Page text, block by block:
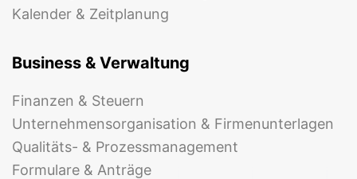
Kalender & Zeitplanung
Business & Verwaltung
Finanzen & Steuern
Unternehmensorganisation & Firmenunterlagen
Qualitäts- & Prozessmanagement
Formulare & Anträge